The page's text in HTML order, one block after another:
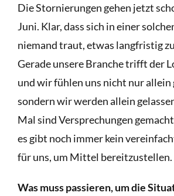
Die Stornierungen gehen jetzt
Juni. Klar, dass sich in einer
niemand traut, etwas langfristig
Gerade unsere Branche trifft der
und wir fühlen uns nicht nur allein
sondern wir werden allein
Mal sind Versprechungen
es gibt noch immer kein
für uns, um Mittel bereitzustellen.
Was muss passieren, um die